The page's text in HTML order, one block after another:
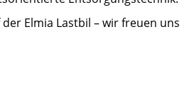
Elmia Lastbil – wir freuen uns